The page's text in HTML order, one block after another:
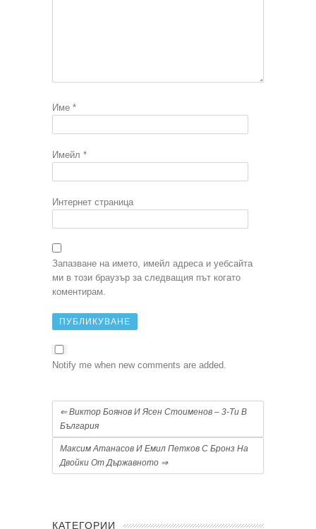
Име *
Имейл *
Интернет страница
Запазване на името, имейл адреса и уебсайта
ми в този браузър за следващия път когато
коментирам.
Notify me when new comments are added.
⇐Виктор Боянов И Ясен Стоименов – 3-Ти В
България
Максим Атанасов И Емил Петков С Бронз На
Двойки От Държавното ⇒
КАТЕГОРИИ